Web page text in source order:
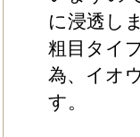
に浸透し
粗目タイ
為、イオ
す。